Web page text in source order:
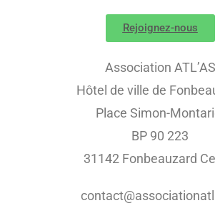
Rejoignez-nous
Association ATL’AS
Hôtel de ville de
Place Simon-
BP 90 223
31142 Fonbeauzard